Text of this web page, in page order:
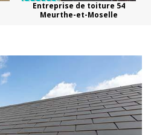
Entreprise de toiture 54
Meurthe-et-Moselle